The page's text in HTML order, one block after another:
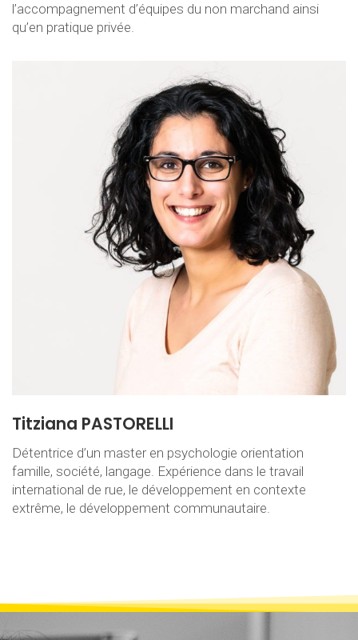
l’accompagnement d’équipes du non marchand ainsi
qu’en pratique privée.
Titziana PASTORELLI
Détentrice d’un master en psychologie orientation
famille, société, langage. Expérience dans le travail
international de rue, le développement en contexte
extrême, le développement communautaire.